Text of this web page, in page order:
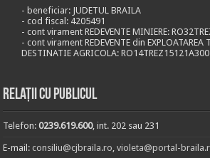
- beneficiar: JUDETUL BRAILA
- cod fiscal: 4205491
- cont virament REDEVENTE MINIERE:
- cont virament REDEVENTE din EXPLOATAREA
DESTINATIE AGRICOLA:
Relații cu publicul
Telefon:0239.619.600, int. 202 sau 231
E-mail:consiliu@cjbraila.ro ,violeta@portal-